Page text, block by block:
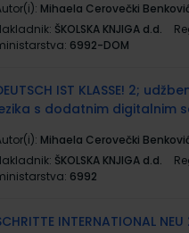
Mihaela Cerovečki
ŠKOLSKA KNJIGA d.d.
6992-DOM
IST KLASSE! 2;
s dodatnim digitalnim
Mihaela Cerovečki
ŠKOLSKA KNJIGA d.d.
6992
INTERNATIONAL